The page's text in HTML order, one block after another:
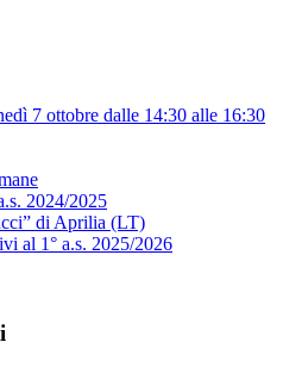
7 ottobre dalle 14:30 alle 16:30
2024/2025
di Aprilia (LT)
al 1° a.s. 2025/2026